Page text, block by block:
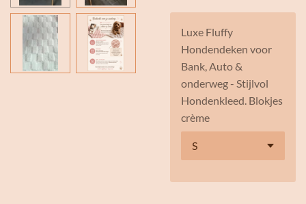
Luxe Fluffy
Hondendeken voor
Bank, Auto &
onderweg - Stijlvol
Hondenkleed. Blokjes
crème